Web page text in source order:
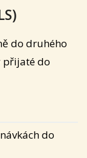
do druhého
přijaté do
do